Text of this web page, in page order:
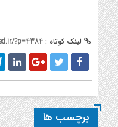
لینک کوتاه : ?p=4384
برچسب ها